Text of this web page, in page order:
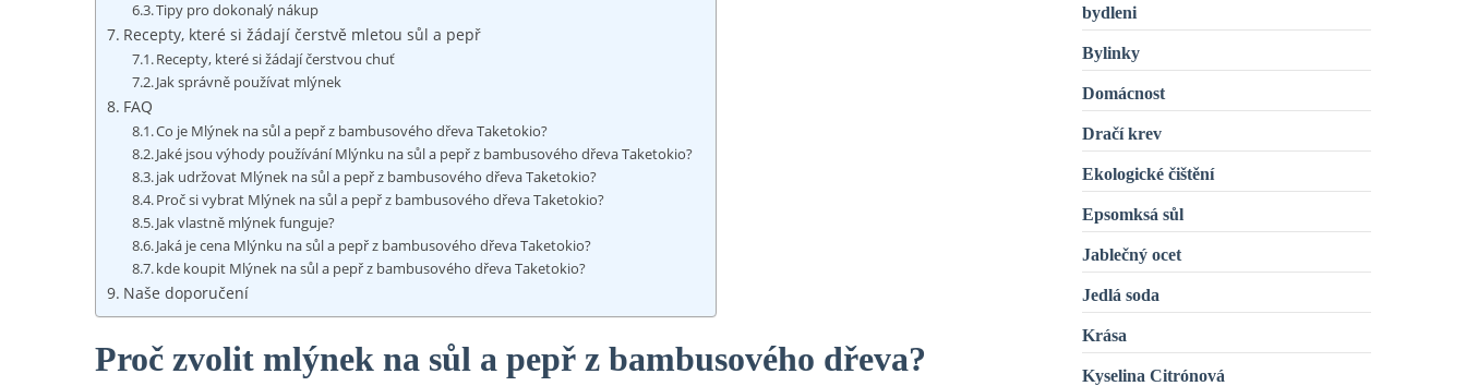
Tipy pro dokonalý nákup
Recepty, ‍které si žádají čerstvě mletou sůl a pepř
Recepty, které ⁢si žádají čerstvou chuť
Jak správně používat mlýnek
FAQ
Co je Mlýnek na sůl a pepř z⁢ bambusového dřeva⁤ Taketokio?
Jaké jsou výhody⁤ používání⁣ Mlýnku na⁤ sůl a pepř ⁣z⁣ bambusového dřeva⁢ Taketokio?
jak udržovat‍ Mlýnek na sůl ⁤a pepř ⁢z ⁤bambusového ⁢dřeva Taketokio?
Proč si vybrat Mlýnek na sůl a pepř ‌z bambusového‌ dřeva Taketokio?
Jak vlastně mlýnek funguje?
Jaká je cena⁢ Mlýnku na sůl ⁣a pepř z bambusového dřeva Taketokio?
kde koupit ⁣Mlýnek na sůl a pepř ⁣z bambusového dřeva ‌Taketokio?
Naše⁢ doporučení
Proč zvolit ⁤mlýnek na sůl a pepř z bambusového dřeva?
bydleni
Bylinky
Domácnost
Dračí krev
Ekologické čištění
Epsomksá sůl
Jablečný ocet
Jedlá soda
Krása
Kyselina Citrónová